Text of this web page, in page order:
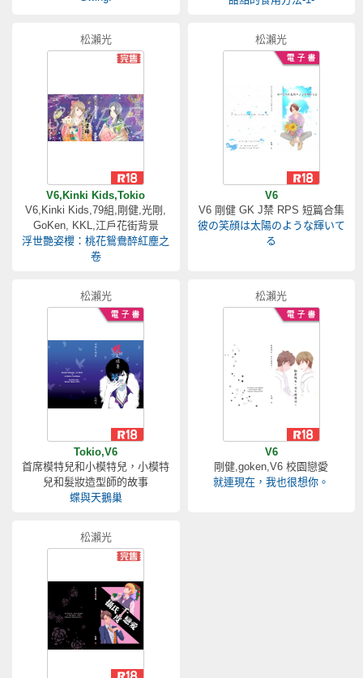
松瀨光
V6,Kinki Kids,Tokio
V6,Kinki Kids,79組,剛健,光剛,
GoKen, KKL,江戶花街背景
浮世艷姿櫻：桃花鴛鴦醉紅塵之
卷
松瀨光
V6
V6 剛健 GK J禁 RPS 短篇合集
彼の笑顔は太陽のような輝いて
る
松瀨光
Tokio,V6
首席模特兒和小模特兒，小模特
兒和髮妝造型師的故事
蝶與天鵝巢
松瀨光
V6
剛健,goken,V6 校園戀愛
就連現在，我也很想你。
松瀨光